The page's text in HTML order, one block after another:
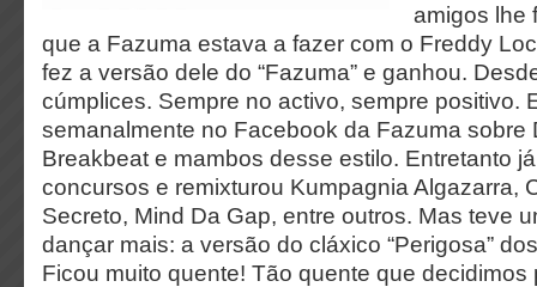
amigos lhe
que a Fazuma estava a fazer com o Freddy
fez a versão dele do “Fazuma” e ganhou.
cúmplices. Sempre no activo, sempre positivo.
semanalmente no Facebook da Fazuma sobre
Breakbeat e mambos desse estilo. Entretanto
concursos e remixturou Kumpagnia Algazarra,
Secreto, Mind Da Gap, entre outros. Mas teve
dançar mais: a versão do cláxico “Perigosa”
Ficou muito quente! Tão quente que decidimos